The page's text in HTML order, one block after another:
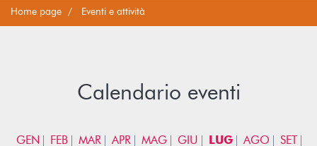
Home page Eventi e attività
Calendario eventi
GEN FEB MAR APR MAG GIU LUG AGO
SET